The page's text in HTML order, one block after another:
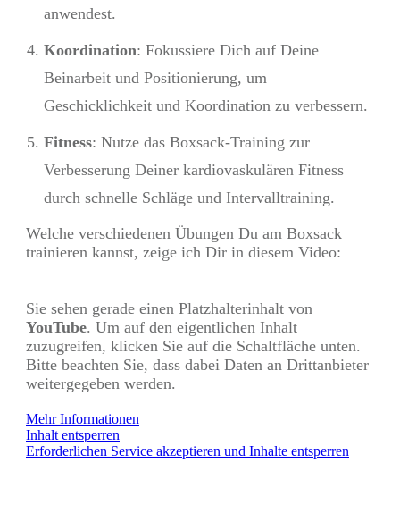
anwendest.
Koordination: Fokussiere Dich auf Deine
Beinarbeit und Positionierung, um
Geschicklichkeit und Koordination zu verbessern.
Fitness: Nutze das Boxsack-Training zur
Verbesserung Deiner kardiovaskulären Fitness
durch schnelle Schläge und Intervalltraining.
Welche verschiedenen Übungen Du am Boxsack
trainieren kannst, zeige ich Dir in diesem Video:
Sie sehen gerade einen Platzhalterinhalt von
YouTube. Um auf den eigentlichen Inhalt
zuzugreifen, klicken Sie auf die Schaltfläche unten.
Bitte beachten Sie, dass dabei Daten an Drittanbieter
weitergegeben werden.
Mehr Informationen
Inhalt entsperren
Erforderlichen Service akzeptieren und Inhalte entsperren